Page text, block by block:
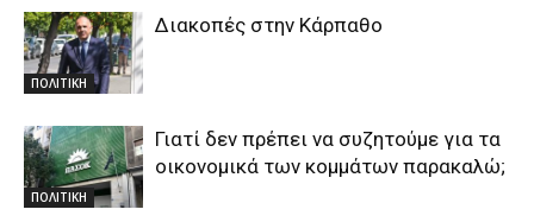
ΠΟΛΙΤΙΚΗ
Διακοπές στην Κάρπαθο
ΠΟΛΙΤΙΚΗ
Γιατί δεν πρέπει να συζητούμε για τα
οικονομικά των κομμάτων παρακαλώ;